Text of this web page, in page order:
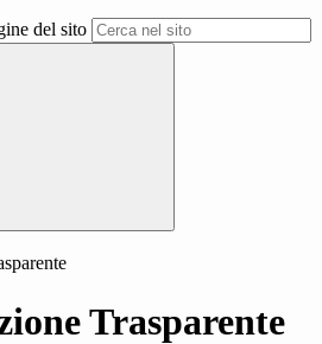
del sito
Trasparente